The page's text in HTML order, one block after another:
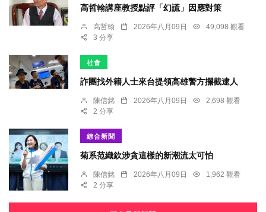
高哲翰講座教授點評「幻謊」因應對策
高哲翰 2026年八月09日
49,098 觀看
3 分享
社會
詐團找外籍人士來台提領高雄警方攔截逮人
陳信銘 2026年八月09日
2,698 觀看
2 分享
綜合新聞
菊系范織欽涉貪這樣的新潮流太可怕
陳信銘 2026年八月09日
1,962 觀看
2 分享